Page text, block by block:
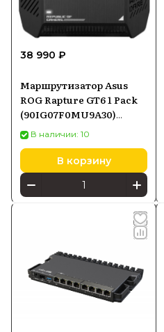
38 990 ₽
Маршрутизатор Asus
ROG Rapture GT6 1 Pack
(90IG07F0MU9A30)
черный
В наличии: 10
В корзину